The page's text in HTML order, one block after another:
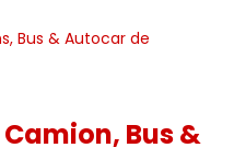
Camion, Bus &